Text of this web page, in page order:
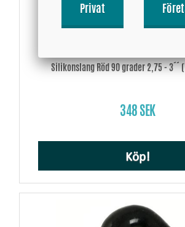
Silikonslang Röd 90 grader 2,75 - 3´´
348 SEK
Köp!
Privat